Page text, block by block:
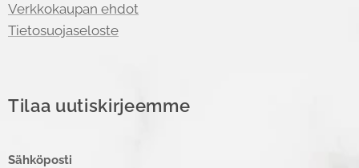
Verkkokaupan ehdot
Tietosuojaseloste
Tilaa uutiskirjeemme
Sähköposti